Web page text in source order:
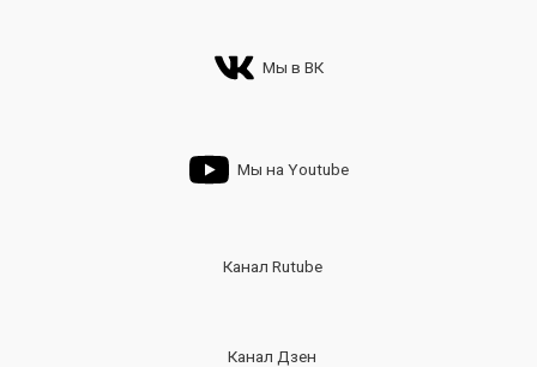
Мы в ВК
Мы на Youtube
Канал Rutube
Канал Дзен